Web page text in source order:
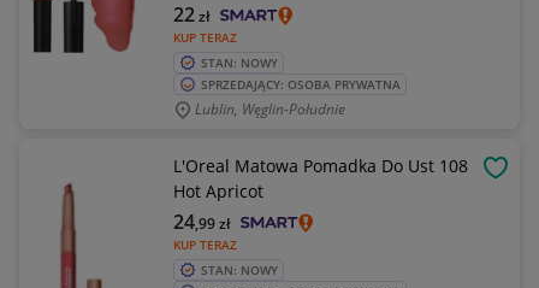
KUP TERAZ
22zł
STAN: NOWY
SPRZEDAJĄCY: OSOBA PRYWATNA
Lublin, Węglin-Południe
L'Oreal Matowa Pomadka Do Ust 108
Hot Apricot
KUP TERAZ
24,99zł
STAN: NOWY